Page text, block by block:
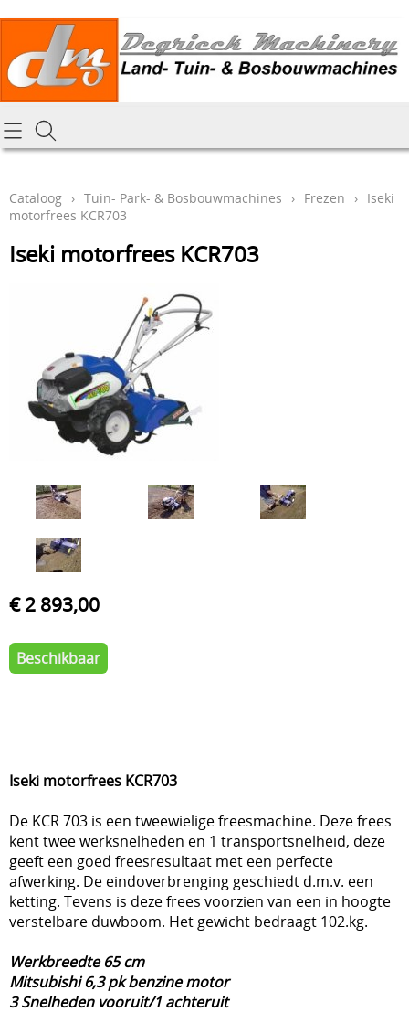
Homepagina
Tractoren & aanbouwdelen
Tuin- Park- & Bosbouwmachines
Graafmachines & grondverzet
Specifiek materiaal en actieproducten
Hoe online bestellen
Mijn bestelling laten leveren
Draai-en freeswerk
Onze Repairshop Diensten
Cataloog › Tuin- Park- & Bosbouwmachines › Frezen › Iseki
motorfrees KCR703
Iseki motorfrees KCR703
€ 2 893,00
Beschikbaar
Iseki motorfrees KCR703
De KCR 703 is een tweewielige freesmachine. Deze frees
kent twee werksnelheden en 1 transportsnelheid, deze
geeft een goed freesresultaat met een perfecte
afwerking. De eindoverbrenging geschiedt d.m.v. een
ketting. Tevens is deze frees voorzien van een in hoogte
verstelbare duwboom. Het gewicht bedraagt 102.kg.
Werkbreedte 65 cm
Mitsubishi 6,3 pk benzine motor
3 Snelheden vooruit/1 achteruit